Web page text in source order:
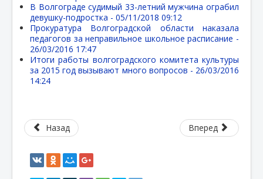
В Волгограде судимый 33-летний мужчина ограбил
девушку-подростка - 05/11/2018 09:12
Прокуратура Волгоградской области наказала
педагогов за неправильное школьное расписание -
26/03/2016 17:47
Итоги работы волгоградского комитета культуры
за 2015 год вызывают много вопросов - 26/03/2016
14:24
Назад Вперед